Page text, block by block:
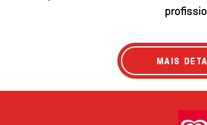
MAIS